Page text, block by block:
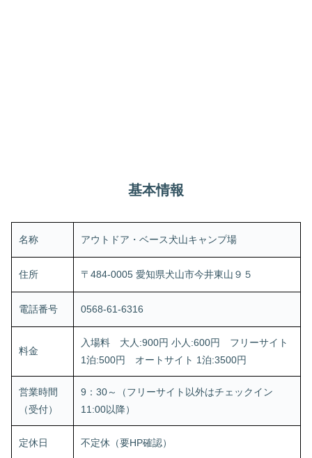
基本情報
名称 アウトドア・ベース犬山キャンプ場
住所 〒484-0005 愛知県犬山市今井東山９５
電話番号 0568-61-6316
料金
入場料 大人:900円 小人:600円 フリーサイト
1泊:500円 オートサイト 1泊:3500円
営業時間
（受付）
9：30～（フリーサイト以外はチェックイン
11:00以降）
定休日 不定休（要HP確認）